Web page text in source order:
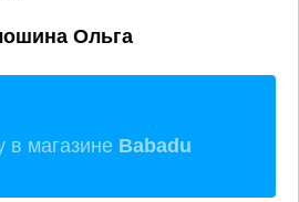
Ольга
в магазине Babadu